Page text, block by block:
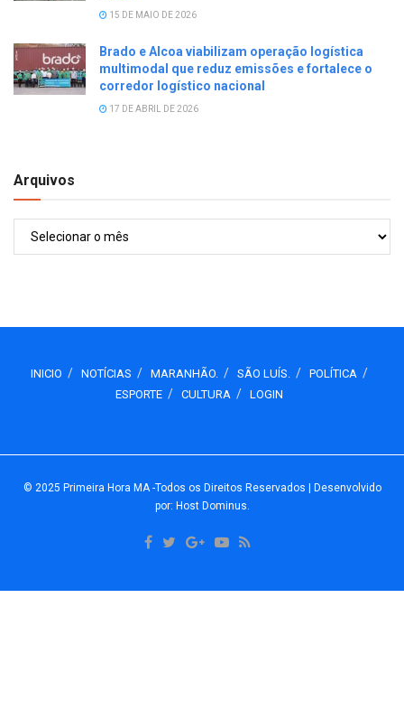
15 DE MAIO DE 2026
Brado e Alcoa viabilizam operação logística
multimodal que reduz emissões e fortalece o
corredor logístico nacional
17 DE ABRIL DE 2026
Arquivos
INICIO NOTÍCIAS MARANHÃO. SÃO LUÍS.
POLÍTICA
ESPORTE
CULTURA LOGIN
© 2025 Primeira Hora MA-Todos os Direitos Reservados | Desenvolvido
por: Host Dominus.